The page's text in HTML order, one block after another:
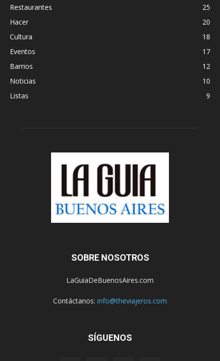
Restaurantes
25
Hacer
20
Cultura
18
Eventos
17
Barrios
12
Noticias
10
Listas
9
SOBRE NOSOTROS
LaGuiaDeBuenosAires.com
Contáctanos: info@theviajeros.com
SÍGUENOS